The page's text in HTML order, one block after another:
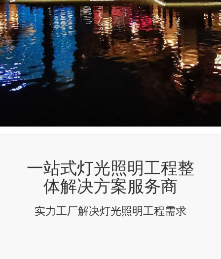
一站式灯光照明工程整
体解决方案服务商
实力工厂解决灯光照明工程需求